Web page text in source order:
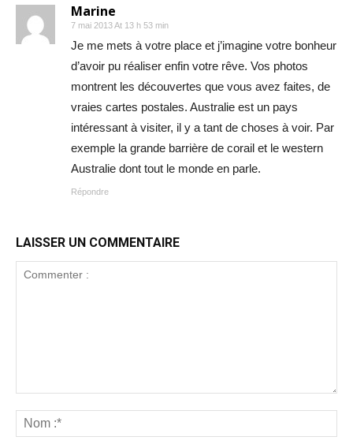
Marine
7 mai 2013 At 13 h 53 min
Je me mets à votre place et j’imagine votre bonheur
d’avoir pu réaliser enfin votre rêve. Vos photos
montrent les découvertes que vous avez faites, de
vraies cartes postales. Australie est un pays
intéressant à visiter, il y a tant de choses à voir. Par
exemple la grande barrière de corail et le western
Australie dont tout le monde en parle.
Répondre
LAISSER UN COMMENTAIRE